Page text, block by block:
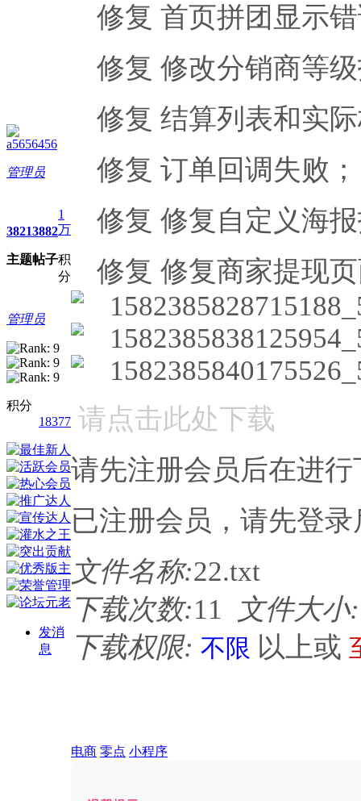
a5656456
管理员
3821
主题
3882
帖子
1
万
积
分
管理员
积分
18377
发消
息
修复 首页拼团显示
修复 修改分销商等
修复 结算列表和实
修复 订单回调失败；
修复 修复自定义海
修复 修复商家提现
请点击此处下载
请先注册会员后在进行
已注册会员，请先登
文件名称:22.txt
下载次数:11 文件大小:
下载权限: 不限 以上或
电商 零点 小程序